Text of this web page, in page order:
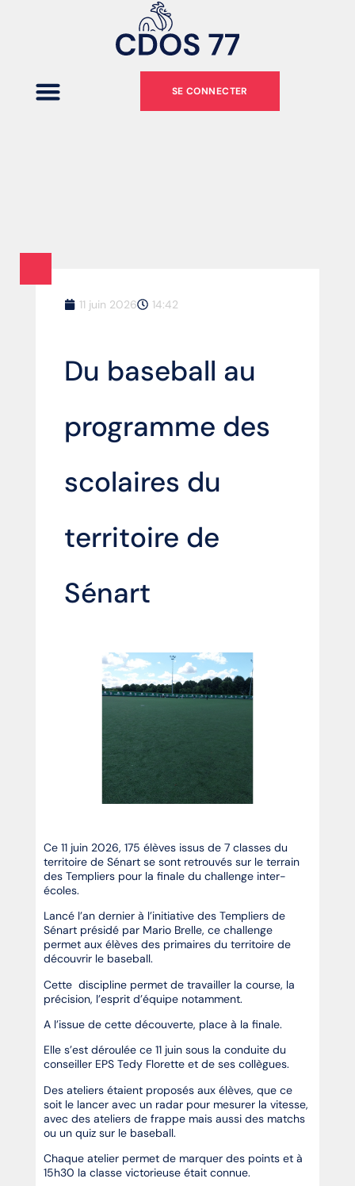
SE CONNECTER
11 juin 2026 14:42
Du baseball au
programme des
scolaires du
territoire de
Sénart
Ce 11 juin 2026, 175 élèves issus de 7 classes du
territoire de Sénart se sont retrouvés sur le terrain
des Templiers pour la finale du challenge inter-
écoles.
Lancé l’an dernier à l’initiative des Templiers de
Sénart présidé par Mario Brelle, ce challenge
permet aux élèves des primaires du territoire de
découvrir le baseball.
Cette discipline permet de travailler la course, la
précision, l’esprit d’équipe notamment.
A l’issue de cette découverte, place à la finale.
Elle s’est déroulée ce 11 juin sous la conduite du
conseiller EPS Tedy Florette et de ses collègues.
Des ateliers étaient proposés aux élèves, que ce
soit le lancer avec un radar pour mesurer la vitesse,
avec des ateliers de frappe mais aussi des matchs
ou un quiz sur le baseball.
Chaque atelier permet de marquer des points et à
15h30 la classe victorieuse était connue.